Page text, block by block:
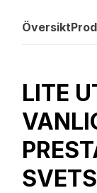
Översikt
LITE